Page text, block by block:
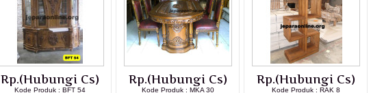
Rp.(Hubungi Cs)
Kode Produk : BFT 54
Rp.(Hubungi Cs)
Kode Produk : MKA 30
Rp.(Hubungi Cs)
Kode Produk : RAK 8